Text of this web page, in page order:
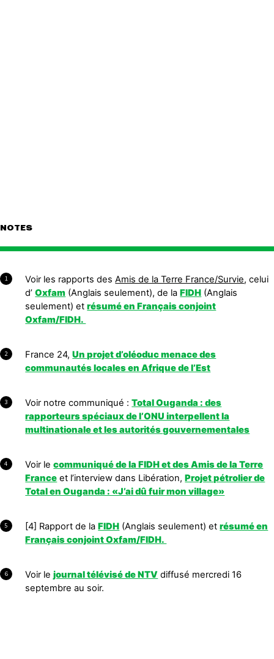
NOTES
1 Voir les rapports desAmis de la Terre France/Survie, celui
d’Oxfam (Anglais seulement), de laFIDH (Anglais
seulement) etrésumé en Français conjoint
Oxfam/FIDH.
2 France 24,Un projet d’oléoduc menace des
communautés locales en Afrique de l’Est
3 Voir notre communiqué :Total Ouganda : des
rapporteurs spéciaux de l’ONU interpellent la
multinationale et les autorités gouvernementales
4 Voir lecommuniqué de la FIDH et des Amis de la Terre
France et l’interview dans Libération,Projet pétrolier de
Total en Ouganda : «J’ai dû fuir mon village»
5 [4] Rapport de laFIDH (Anglais seulement) etrésumé en
Français conjoint Oxfam/FIDH.
6 Voir lejournal télévisé de NTV diffusé mercredi 16
septembre au soir.